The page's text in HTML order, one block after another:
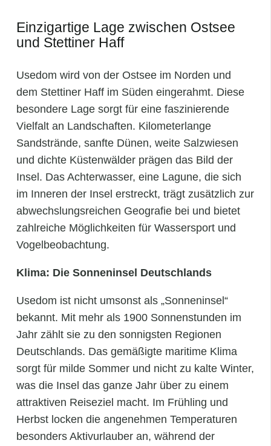
Einzigartige Lage zwischen Ostsee
und Stettiner Haff
Usedom wird von der Ostsee im Norden und
dem Stettiner Haff im Süden eingerahmt. Diese
besondere Lage sorgt für eine faszinierende
Vielfalt an Landschaften. Kilometerlange
Sandstrände, sanfte Dünen, weite Salzwiesen
und dichte Küstenwälder prägen das Bild der
Insel. Das Achterwasser, eine Lagune, die sich
im Inneren der Insel erstreckt, trägt zusätzlich zur
abwechslungsreichen Geografie bei und bietet
zahlreiche Möglichkeiten für Wassersport und
Vogelbeobachtung.
Klima: Die Sonneninsel Deutschlands
Usedom ist nicht umsonst als „Sonneninsel“
bekannt. Mit mehr als 1900 Sonnenstunden im
Jahr zählt sie zu den sonnigsten Regionen
Deutschlands. Das gemäßigte maritime Klima
sorgt für milde Sommer und nicht zu kalte Winter,
was die Insel das ganze Jahr über zu einem
attraktiven Reiseziel macht. Im Frühling und
Herbst locken die angenehmen Temperaturen
besonders Aktivurlauber an, während der